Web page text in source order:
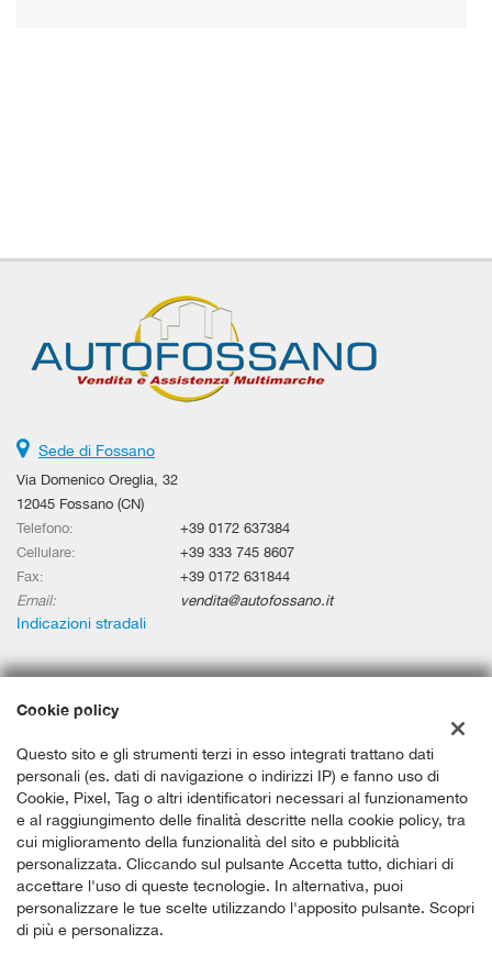
Sede di Fossano
Via Domenico Oreglia, 32
12045 Fossano (CN)
Telefono:
+39 0172 637384
Cellulare:
+39 333 745 8607
Fax:
+39 0172 631844
Email:
vendita@autofossano.it
Indicazioni stradali
Dati fiscali:
Via Domenico Oreglia, 32, Fossano (CN)
C.F/P.IVA:02818400042
Registro delle imprese:CN
Cookie policy
Questo sito e gli strumenti terzi in esso integrati trattano dati
personali (es. dati di navigazione o indirizzi IP) e fanno uso di
Cookie, Pixel, Tag o altri identificatori necessari al funzionamento
e al raggiungimento delle finalità descritte nella cookie policy, tra
cui miglioramento della funzionalità del sito e pubblicità
personalizzata. Cliccando sul pulsante Accetta tutto, dichiari di
accettare l'uso di queste tecnologie. In alternativa, puoi
personalizzare le tue scelte utilizzando l'apposito pulsante. Scopri
di più e personalizza.